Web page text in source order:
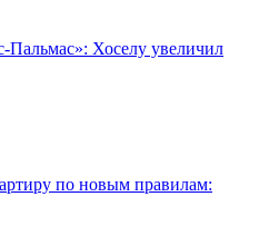
Хоселу увеличил
по новым правилам: